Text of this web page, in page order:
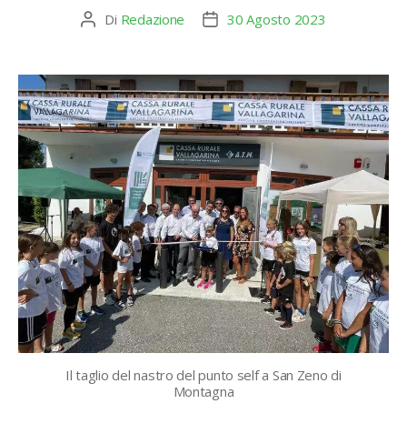
Autore
Di Redazione
Data30 Agosto 2023
Il taglio del nastro del punto self a San Zeno di
Montagna